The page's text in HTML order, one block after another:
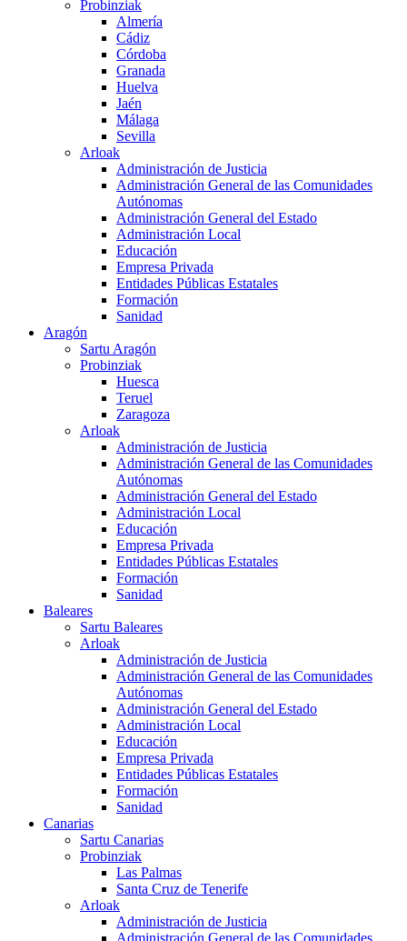
Probinziak
Almería
Cádiz
Córdoba
Granada
Huelva
Jaén
Málaga
Sevilla
Arloak
Administración de Justicia
Administración General de las Comunidades
Autónomas
Administración General del Estado
Administración Local
Educación
Empresa Privada
Entidades Públicas Estatales
Formación
Sanidad
Aragón
Sartu Aragón
Probinziak
Huesca
Teruel
Zaragoza
Arloak
Administración de Justicia
Administración General de las Comunidades
Autónomas
Administración General del Estado
Administración Local
Educación
Empresa Privada
Entidades Públicas Estatales
Formación
Sanidad
Baleares
Sartu Baleares
Arloak
Administración de Justicia
Administración General de las Comunidades
Autónomas
Administración General del Estado
Administración Local
Educación
Empresa Privada
Entidades Públicas Estatales
Formación
Sanidad
Canarias
Sartu Canarias
Probinziak
Las Palmas
Santa Cruz de Tenerife
Arloak
Administración de Justicia